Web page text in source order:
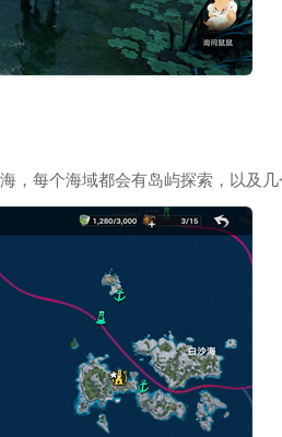
每个海域都会有岛屿探索，以及几